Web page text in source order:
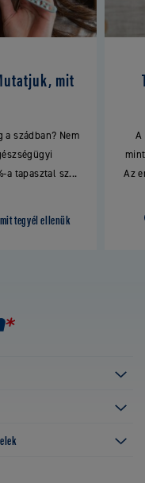
mit
szádban? Nem
a tapasztal sz...
tegyél ellenük
A
Az